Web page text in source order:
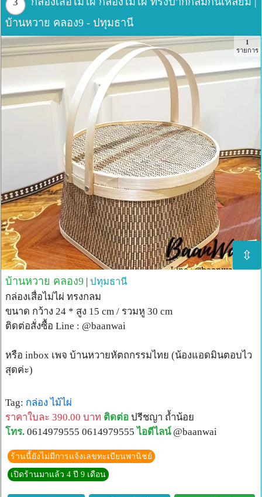
บ้านหวาย คลอง9 - ปทุมธานี
⇳
1
รายการ
บ้านหวาย คลอง9 | ปทุมธานี
กล่องเสื่อไม่ไผ่ ทรงกลม
ขนาด กว้าง 24 * สูง 15 cm / รวมหู 30 cm
ติดต่อสั่งซื้อ Line : @baanwai
หรือ inbox เพจ บ้านหวายหัตถกรรมไทย (น้องแอดมินตอบไว
สุดค่ะ)
Tag: กล่อง ไม้ไผ่
ราคาใบละ 390.00 บาท ติดต่อ ปรีชญา ถ้ำน้อย
โทร. 0614979555 0614979555 ไอดีไลน์ @baanwai
ร้านนี้ยังไม่มีการแจ้งเลขทะเบียนพานิชย์
เปิดร้านมาแล้ว 4 ปี 9 เดือน